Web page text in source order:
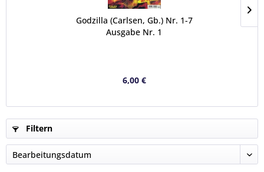
Godzilla (Carlsen, Gb.) Nr. 1-7
Ausgabe Nr. 1
6,00 €
Filtern